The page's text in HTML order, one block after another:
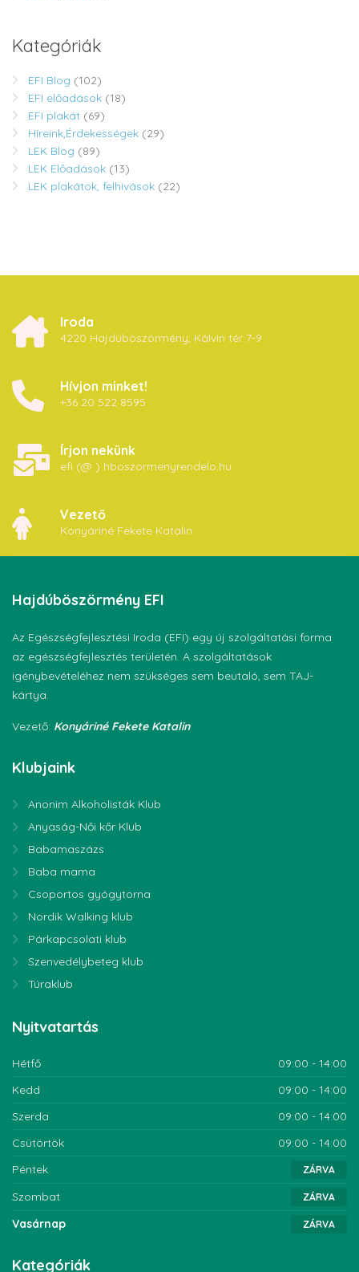
Kategóriák
EFI Blog (102)
EFI előadások (18)
EFI plakát (69)
Híreink,Érdekességek (29)
LEK Blog (89)
LEK Előadások (13)
LEK plakátok, felhívások (22)
Iroda
4220 Hajdúböszörmény, Kálvin tér 7-9
Hívjon minket!
+36 20 522 8595
Írjon nekünk
efi (@ ) hboszormenyrendelo.hu
Vezető
Konyáriné Fekete Katalin
Hajdúböszörmény EFI
Az Egészségfejlesztési Iroda (EFI) egy új szolgáltatási forma
az egészségfejlesztés területén. A szolgáltatások
igénybevételéhez nem szükséges sem beutaló, sem TAJ-
kártya.
Vezető: Konyáriné Fekete Katalin
Klubjaink
Anonim Alkoholisták Klub
Anyaság-Női kőr Klub
Babamaszázs
Baba mama
Csoportos gyógytorna
Nordik Walking klub
Párkapcsolati klub
Szenvedélybeteg klub
Túraklub
Nyitvatartás
Hétfő
09:00 - 14:00
Kedd
09:00 - 14:00
Szerda
09:00 - 14:00
Csütörtök
09:00 - 14:00
Péntek
ZÁRVA
Szombat ZÁRVA
Vasárnap ZÁRVA
Kategóriák